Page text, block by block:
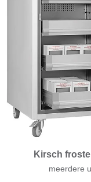
Kirsch
meerdere